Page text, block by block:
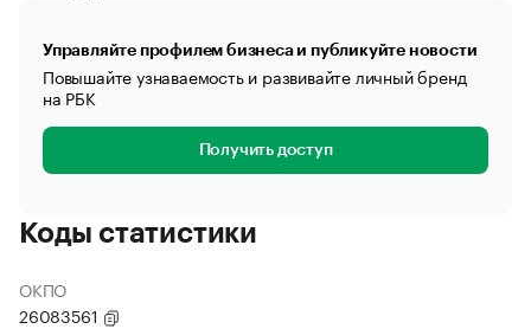
Управляйте профилем бизнеса и публикуйте новости
Повышайте узнаваемость и развивайте личный бренд
на РБК
Получить доступ
Коды статистики
ОКПО
26083561